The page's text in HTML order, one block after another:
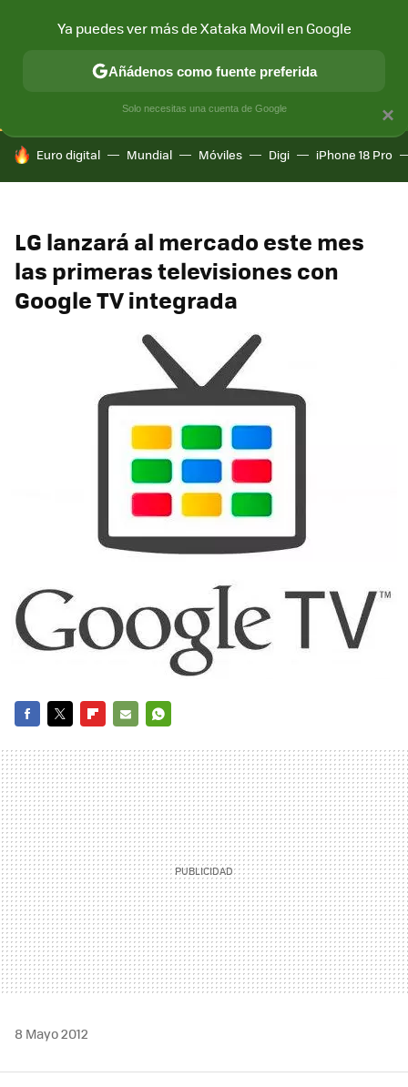
CONECTIVIDAD MÓVIL Y SOCIEDAD APLICACIONES
HOY SE HABLA DE
Euro digital Mundial Móviles Digi iPhone 18 Pro
LG lanzará al mercado este mes
las primeras televisiones con
Google TV integrada
MAIL
8 Mayo 2012
×
Ya puedes ver más de Xataka Movil en Google
Añádenos como fuente preferida
Solo necesitas una cuenta de Google